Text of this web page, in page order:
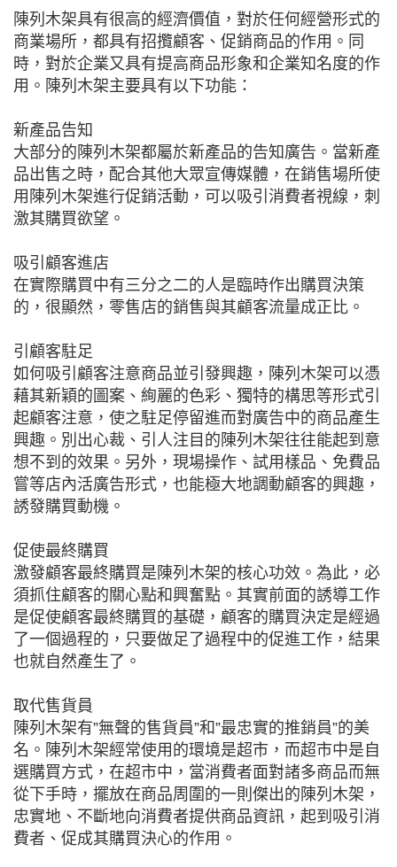
陳列木架具有很高的經濟價值，對於任何經營形式的
商業場所，都具有招攬顧客、促銷商品的作用。同
時，對於企業又具有提高商品形象和企業知名度的作
用。陳列木架主要具有以下功能：
新產品告知
大部分的陳列木架都屬於新產品的告知廣告。當新產
品出售之時，配合其他大眾宣傳媒體，在銷售場所使
用陳列木架進行促銷活動，可以吸引消費者視線，刺
激其購買欲望。
吸引顧客進店
在實際購買中有三分之二的人是臨時作出購買決策
的，很顯然，零售店的銷售與其顧客流量成正比。
引顧客駐足
如何吸引顧客注意商品並引發興趣，陳列木架可以憑
藉其新穎的圖案、絢麗的色彩、獨特的構思等形式引
起顧客注意，使之駐足停留進而對廣告中的商品產生
興趣。別出心裁、引人注目的陳列木架往往能起到意
想不到的效果。另外，現場操作、試用樣品、免費品
嘗等店內活廣告形式，也能極大地調動顧客的興趣，
誘發購買動機。
促使最終購買
激發顧客最終購買是陳列木架的核心功效。為此，必
須抓住顧客的關心點和興奮點。其實前面的誘導工作
是促使顧客最終購買的基礎，顧客的購買決定是經過
了一個過程的，只要做足了過程中的促進工作，結果
也就自然產生了。
取代售貨員
陳列木架有”無聲的售貨員”和”最忠實的推銷員”的美
名。陳列木架經常使用的環境是超市，而超市中是自
選購買方式，在超市中，當消費者面對諸多商品而無
從下手時，擺放在商品周圍的一則傑出的陳列木架，
忠實地、不斷地向消費者提供商品資訊，起到吸引消
費者、促成其購買決心的作用。